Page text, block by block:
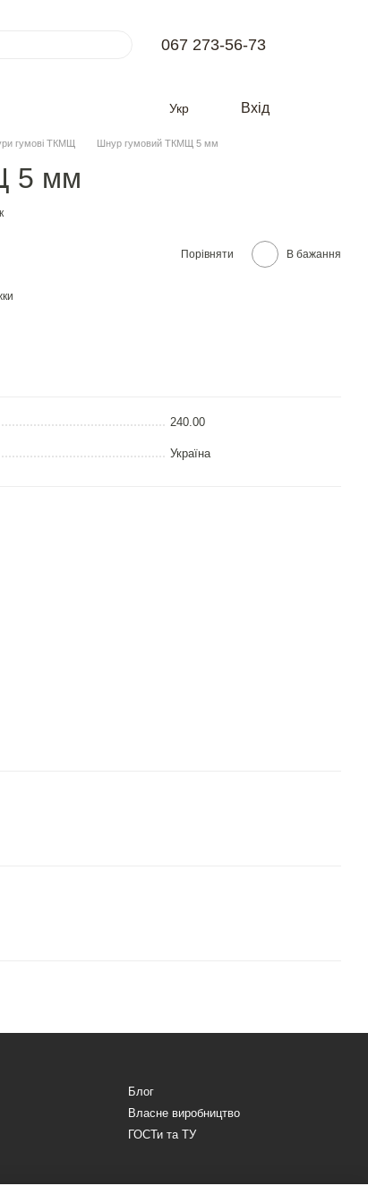
067 273-56-73
Укр Вхід
гумові ТКМЩ Шнур гумовий ТКМЩ 5 мм
5 мм
Порівняти В бажання
240.00
Україна
Блог
Власне виробництво
ГОСТи та ТУ